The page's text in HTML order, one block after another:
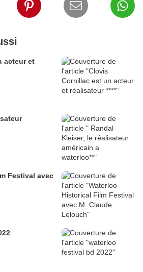
acteur et
Festival avec
bd 2022